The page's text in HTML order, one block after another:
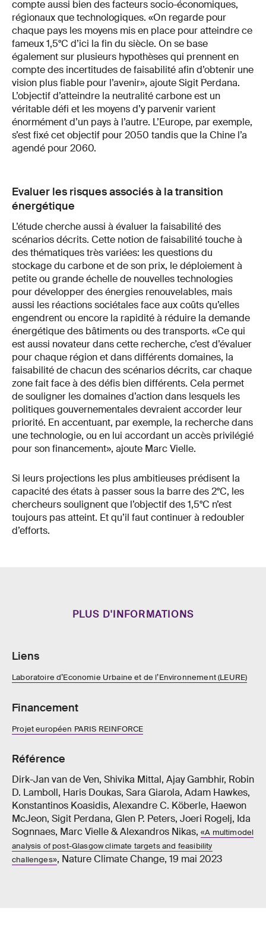
compte aussi bien des facteurs socio-économiques,
régionaux que technologiques. «On regarde pour
chaque pays les moyens mis en place pour atteindre ce
fameux 1,5°C d’ici la fin du siècle. On se base
également sur plusieurs hypothèses qui prennent en
compte des incertitudes de faisabilité afin d’obtenir une
vision plus fiable pour l’avenir», ajoute Sigit Perdana.
L’objectif d’atteindre la neutralité carbone est un
véritable défi et les moyens d’y parvenir varient
énormément d’un pays à l’autre. L’Europe, par exemple,
s’est fixé cet objectif pour 2050 tandis que la Chine l’a
agendé pour 2060.
Evaluer les risques associés à la transition
énergétique
L’étude cherche aussi à évaluer la faisabilité des
scénarios décrits. Cette notion de faisabilité touche à
des thématiques très variées: les questions du
stockage du carbone et de son prix, le déploiement à
petite ou grande échelle de nouvelles technologies
pour développer des énergies renouvelables, mais
aussi les réactions sociétales face aux coûts qu’elles
engendrent ou encore la rapidité à réduire la demande
énergétique des bâtiments ou des transports. «Ce qui
est aussi novateur dans cette recherche, c’est d’évaluer
pour chaque région et dans différents domaines, la
faisabilité de chacun des scénarios décrits, car chaque
zone fait face à des défis bien différents. Cela permet
de souligner les domaines d’action dans lesquels les
politiques gouvernementales devraient accorder leur
priorité. En accentuant, par exemple, la recherche dans
une technologie, ou en lui accordant un accès privilégié
pour son financement», ajoute Marc Vielle.
Si leurs projections les plus ambitieuses prédisent la
capacité des états à passer sous la barre des 2°C, les
chercheurs soulignent que l’objectif des 1,5°C n’est
toujours pas atteint. Et qu’il faut continuer à redoubler
d’efforts.
PLUS D'INFORMATIONS
Liens
Laboratoire d’Economie Urbaine et de l’Environnement (LEURE)
Financement
Projet européen PARIS REINFORCE
Référence
Dirk-Jan van de Ven, Shivika Mittal, Ajay Gambhir, Robin
D. Lamboll, Haris Doukas, Sara Giarola, Adam Hawkes,
Konstantinos Koasidis, Alexandre C. Köberle, Haewon
McJeon, Sigit Perdana, Glen P. Peters, Joeri Rogelj, Ida
Sognnaes, Marc Vielle & Alexandros Nikas, «A multimodel
analysis of post-Glasgow climate targets and feasibility
challenges», Nature Climate Change, 19 mai 2023